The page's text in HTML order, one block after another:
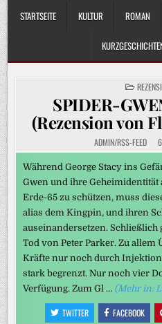
STARTSEITE
KULTUR ROMAN
POSTED
IN
SPIDER-
(Rezension von
ADMIN/RSS-FEED
Während George Stacy ins
Gwen und ihre
Erde-65 zu schützen, muss
alias dem Kingpin, und ihren
auseinandersetzen. Schließlich
Tod von Peter Parker. Zu allem
Kräfte nur noch durch
stark begrenzt. Nur noch vier
Verfügung. Zum Gl … (Mehr in:
TWITTER FACEBOOK